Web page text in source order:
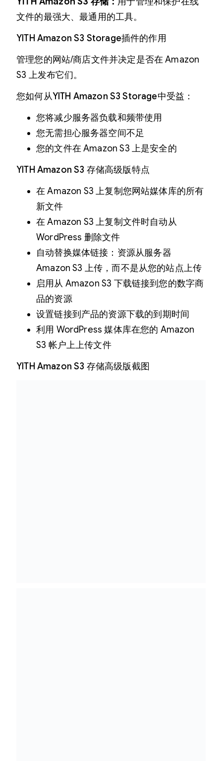
文件的最强大、最通用的工具。
YITH Amazon S3 Storage插件的作用
管理您的网站/商店文件并决定是否在 Amazon
S3 上发布它们。
您如何从YITH Amazon S3 Storage中受益：
您将减少服务器负载和频带使用
您无需担心服务器空间不足
您的文件在 Amazon S3 上是安全的
YITH Amazon S3 存储高级版特点
在 Amazon S3 上复制您网站媒体库的所有
新文件
在 Amazon S3 上复制文件时自动从
WordPress 删除文件
自动替换媒体链接：资源从服务器
Amazon S3 上传，而不是从您的站点上传
启用从 Amazon S3 下载链接到您的数字商
品的资源
设置链接到产品的资源下载的到期时间
利用 WordPress 媒体库在您的 Amazon
S3 帐户上上传文件
YITH Amazon S3 存储高级版截图